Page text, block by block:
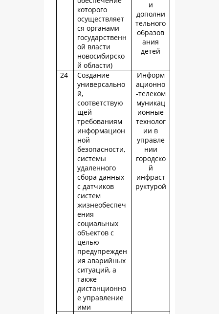
которого
осуществляет
ся органами
государственн
ой власти
новосибирско
й области)
и
дополни
тельного
образов
ания
детей
24
Создание
универсально
й,
соответствую
щей
требованиям
информацион
ной
безопасности,
системы
удаленного
сбора данных
с датчиков
систем
жизнеобеспеч
ения
социальных
объектов с
целью
предупрежден
ия аварийных
ситуаций, а
также
дистанционно
е управление
ими
Информ
ационно
-телеком
муникац
ионные
технолог
ии в
управле
нии
городско
й
инфраст
руктурой